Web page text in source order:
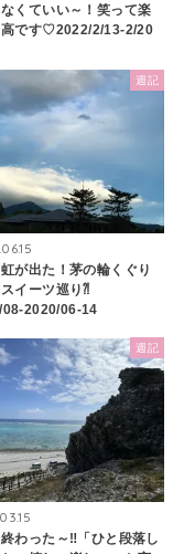
くていい～！笑って楽
高です♡2022/2/13-2/20
週記
虹が出た！茅の輪くぐり
スイーツ巡り⁈
2020/06-14
週記
わった～‼「ひと段落し